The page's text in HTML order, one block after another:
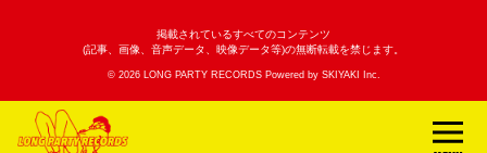
掲載されているすべてのコンテンツ
(記事、画像、音声データ、映像データ等)の無断転載を禁じます。
© 2026 LONG PARTY RECORDS Powered by SKIYAKI Inc.